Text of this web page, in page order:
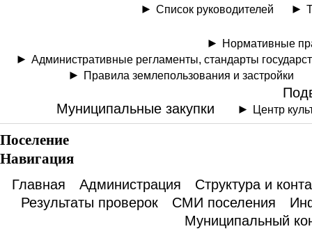
Список руководителей
Нормативные
Административные регламенты, стандарты
Правила землепользования и застройки
Муниципальные закупки Центр
Поселение
Навигация
Главная Администрация
Структура и
Результаты проверок
СМИ поселения
Муниципальный